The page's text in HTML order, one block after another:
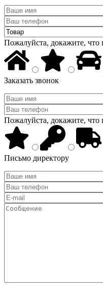
Пожалуйста, докажите, что
Заказать звонок
Пожалуйста, докажите, что
Письмо директору